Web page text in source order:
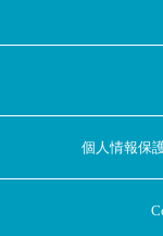
個人情報保